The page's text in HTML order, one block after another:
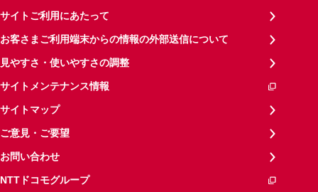
サイトご利用にあたって
お客さまご利用端末からの情報の外部送信について
見やすさ・使いやすさの調整
サイトメンテナンス情報
サイトマップ
ご意見・ご要望
お問い合わせ
NTTドコモグループ